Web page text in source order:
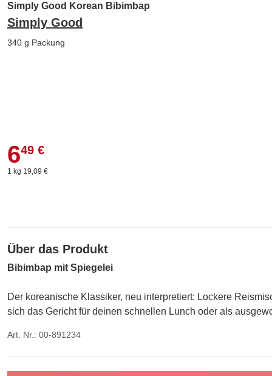
Simply Good Korean Bibimbap
Simply Good
340 g Packung
6,49 €
649 €
1 kg 19,09 €
Über das Produkt
Bibimbap mit Spiegelei
Der koreanische Klassiker, neu interpretiert: Lockere
sich das Gericht für deinen schnellen Lunch oder als
Art. Nr.: 00-891234